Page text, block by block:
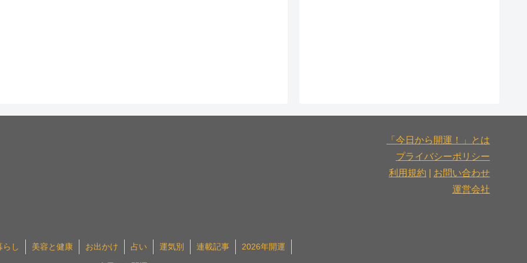
「今日から開運！」とは
プライバシーポリシー
利用規約
お問い合わせ
運営会社
らし 美容と健康 お出かけ 占い 運気別 連載記事 2026年開運